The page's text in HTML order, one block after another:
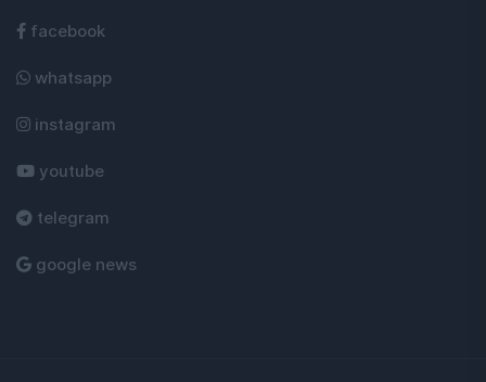
facebook
whatsapp
instagram
youtube
telegram
google news